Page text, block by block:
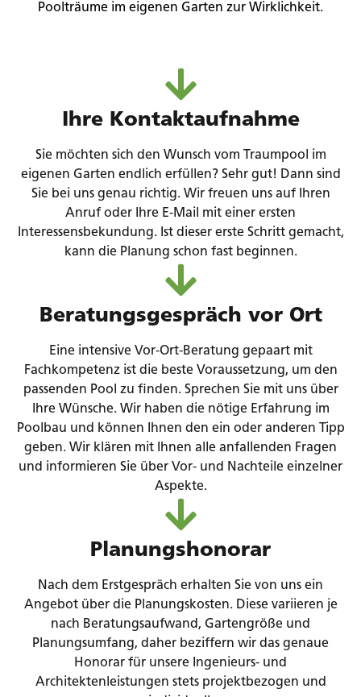
Poolträume im eigenen Garten zur Wirklichkeit.
Ihre Kontaktaufnahme
Sie möchten sich den Wunsch vom Traumpool im
eigenen Garten endlich erfüllen? Sehr gut! Dann sind
Sie bei uns genau richtig. Wir freuen uns auf Ihren
Anruf oder Ihre E-Mail mit einer ersten
Interessensbekundung. Ist dieser erste Schritt gemacht,
kann die Planung schon fast beginnen.
Beratungsgespräch vor Ort
Eine intensive Vor-Ort-Beratung gepaart mit
Fachkompetenz ist die beste Voraussetzung, um den
passenden Pool zu finden. Sprechen Sie mit uns über
Ihre Wünsche. Wir haben die nötige Erfahrung im
Poolbau und können Ihnen den ein oder anderen Tipp
geben. Wir klären mit Ihnen alle anfallenden Fragen
und informieren Sie über Vor- und Nachteile einzelner
Aspekte.
Planungshonorar
Nach dem Erstgespräch erhalten Sie von uns ein
Angebot über die Planungskosten. Diese variieren je
nach Beratungsaufwand, Gartengröße und
Planungsumfang, daher beziffern wir das genaue
Honorar für unsere Ingenieurs- und
Architektenleistungen stets projektbezogen und